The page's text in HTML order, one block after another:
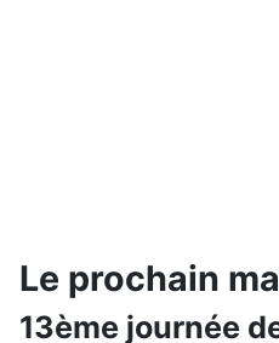
Le prochain
13ème journée